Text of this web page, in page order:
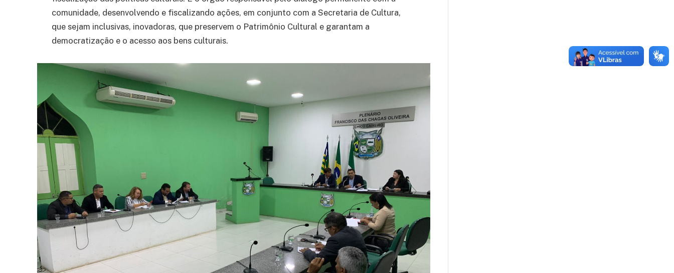
comunidade, desenvolvendo e fiscalizando ações, em conjunto com a Secretaria de Cultura,
que sejam inclusivas, inovadoras, que preservem o Patrimônio Cultural e garantam a
democratização e o acesso aos bens culturais.